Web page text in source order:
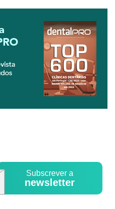
Subscrever a
newsletter